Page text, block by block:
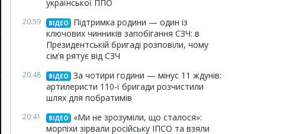
української ППО
20:59 ВІДЕО
Підтримка родини — один із
ключових чинників запобігання СЗЧ: в
Президентській бригаді розповіли, чому
сім’я рятує від СЗЧ
20:48 ВІДЕО
За чотири години — мінус 11 ждунів:
артилеристи 110-ї бригади розчистили
шлях для побратимів
20:41 ВІДЕО
«Ми не зрозуміли, що сталося»:
морпіхи зірвали російську ІПСО та взяли